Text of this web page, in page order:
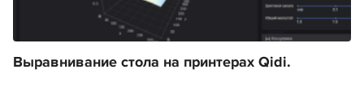
Выравнивание стола на принтерах Qidi.